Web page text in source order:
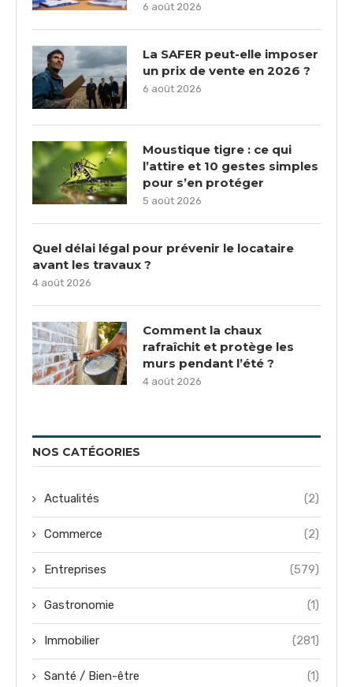
6 août 2026
La SAFER peut-elle imposer
un prix de vente en 2026 ?
6 août 2026
Moustique tigre : ce qui
l’attire et 10 gestes simples
pour s’en protéger
5 août 2026
Quel délai légal pour prévenir le locataire
avant les travaux ?
4 août 2026
Comment la chaux
rafraîchit et protège les
murs pendant l’été ?
4 août 2026
NOS CATÉGORIES
Actualités (2)
Commerce (2)
Entreprises (579)
Gastronomie (1)
Immobilier (281)
Santé / Bien-être (1)